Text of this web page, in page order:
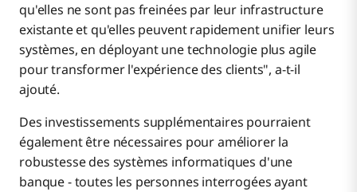
qu'elles ne sont pas freinées par leur infrastructure
existante et qu'elles peuvent rapidement unifier leurs
systèmes, en déployant une technologie plus agile
pour transformer l'expérience des clients", a-t-il
ajouté.
Des investissements supplémentaires pourraient
également être nécessaires pour améliorer la
robustesse des systèmes informatiques d'une
banque - toutes les personnes interrogées ayant